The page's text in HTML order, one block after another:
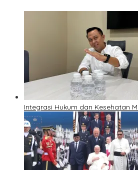
Integrasi Hukum dan Kesehatan